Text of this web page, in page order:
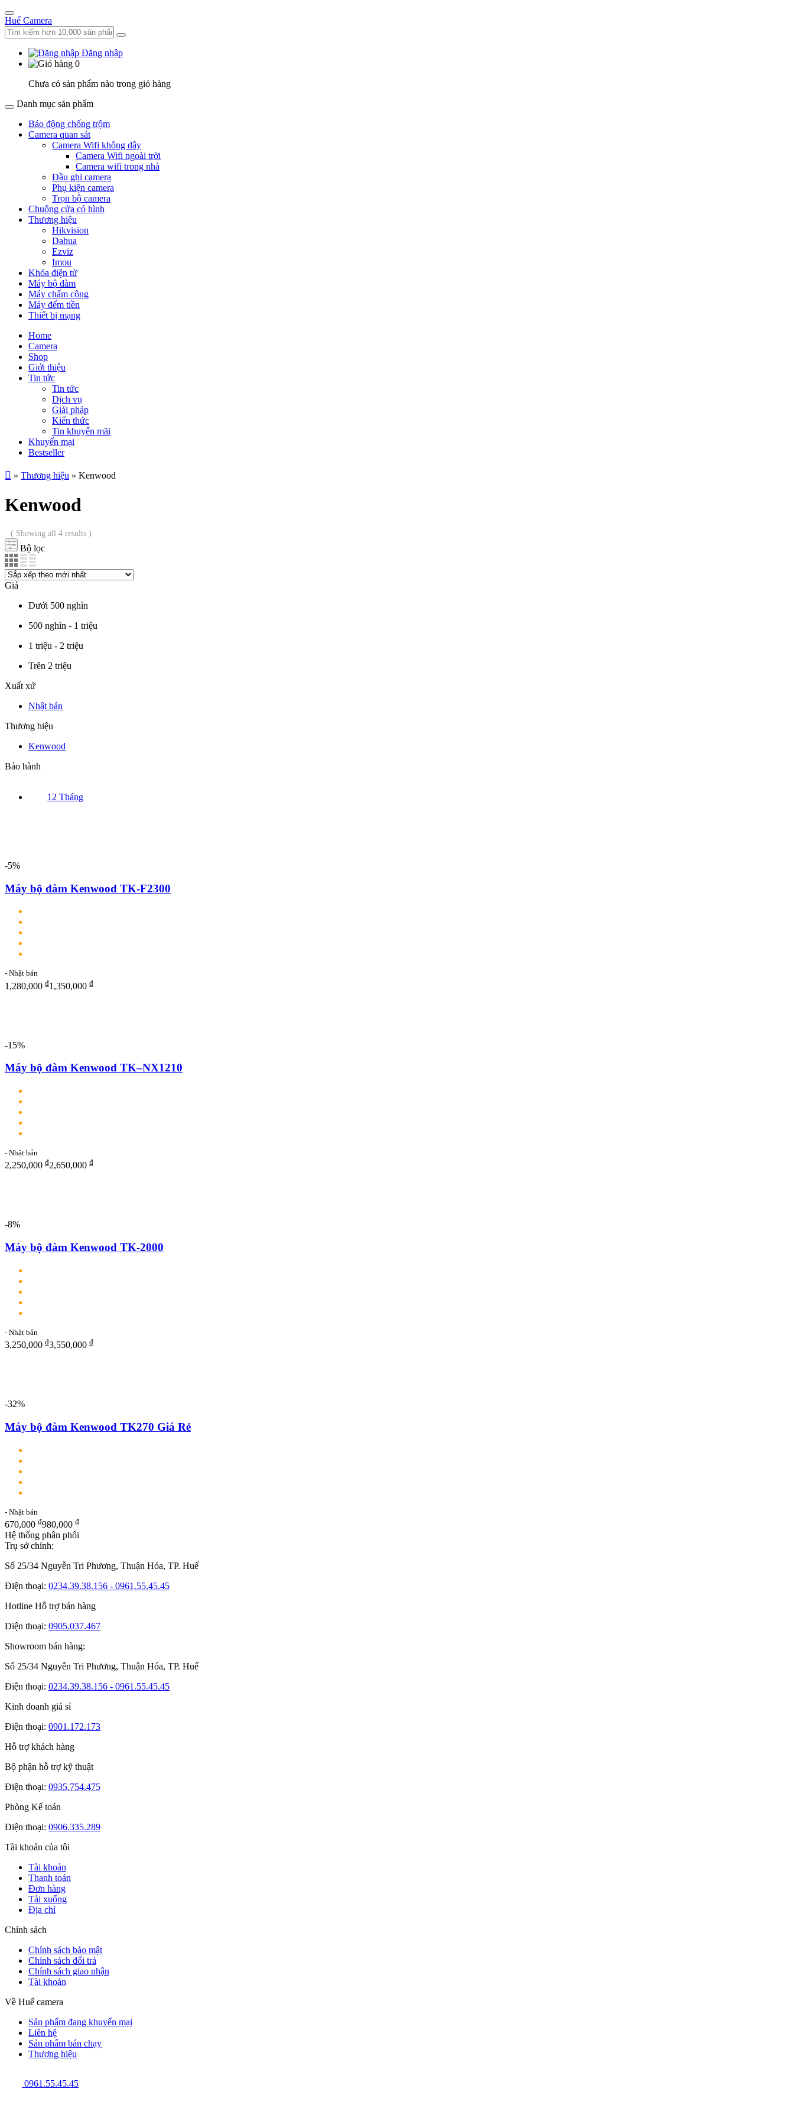
Huế Camera
Đăng nhập
0
Chưa có sản phẩm nào trong giỏ hàng
Danh mục sản phẩm
Báo động chống trộm
Camera quan sát
Camera Wifi không dây
Camera Wifi ngoài trời
Camera wifi trong nhà
Đầu ghi camera
Phụ kiện camera
Trọn bộ camera
Chuông cửa có hình
Thương hiệu
Hikvision
Dahua
Ezviz
Imou
Khóa điện tử
Máy bộ đàm
Máy chấm công
Máy đếm tiền
Thiết bị mạng
Home
Camera
Shop
Giới thiệu
Tin tức
Tin tức
Dịch vụ
Giải pháp
Kiến thức
Tin khuyến mãi
Khuyến mại
Bestseller
» Thương hiệu » Kenwood
Kenwood
( Showing all 4 results )
Bộ lọc
Giá
Dưới 500 nghìn
500 nghìn - 1 triệu
1 triệu - 2 triệu
Trên 2 triệu
Xuất xứ
Nhật bản
Thương hiệu
Kenwood
Bảo hành
12 Tháng
-5%
Máy bộ đàm Kenwood TK-F2300
- Nhật bản
1,280,000 ₫1,350,000 ₫
-15%
Máy bộ đàm Kenwood TK–NX1210
- Nhật bản
2,250,000 ₫2,650,000 ₫
-8%
Máy bộ đàm Kenwood TK-2000
- Nhật bản
3,250,000 ₫3,550,000 ₫
-32%
Máy bộ đàm Kenwood TK270 Giá Rẻ
- Nhật bản
670,000 ₫980,000 ₫
Hệ thống phân phối
Trụ sở chính:
Số 25/34 Nguyễn Tri Phương, Thuận Hóa, TP. Huế
Điện thoại: 0234.39.38.156 - 0961.55.45.45
Hotline Hỗ trợ bán hàng
Điện thoại: 0905.037.467
Showroom bán hàng:
Số 25/34 Nguyễn Tri Phương, Thuận Hóa, TP. Huế
Điện thoại: 0234.39.38.156 - 0961.55.45.45
Kinh doanh giá sỉ
Điện thoại: 0901.172.173
Hỗ trợ khách hàng
Bộ phận hỗ trợ kỹ thuật
Điện thoại: 0935.754.475
Phòng Kế toán
Điện thoại: 0906.335.289
Tài khoản của tôi
Tài khoản
Thanh toán
Đơn hàng
Tải xuống
Địa chỉ
Chính sách
Chính sách bảo mật
Chính sách đổi trả
Chính sách giao nhận
Tài khoản
Về Huế camera
Sản phẩm đang khuyến mại
Liên hệ
Sản phẩm bán chạy
Thương hiệu
0961.55.45.45